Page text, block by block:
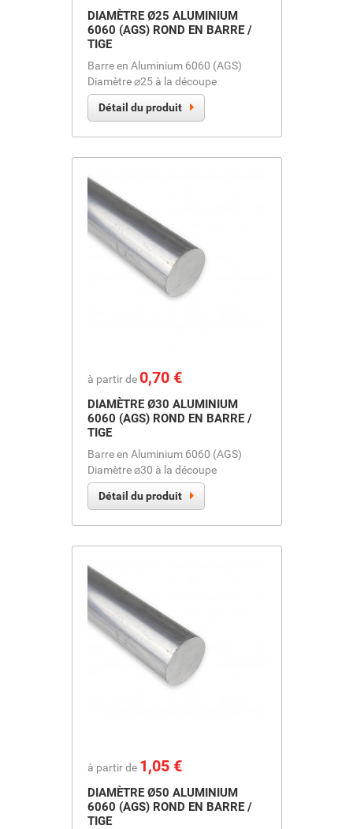
DIAMÈTRE Ø25 ALUMINIUM
6060 (AGS) ROND EN BARRE /
TIGE
Barre en Aluminium 6060 (AGS)
Diamètre ⌀25 à la découpe
Détail du produit
à partir de Prix
0,70 €
DIAMÈTRE Ø30 ALUMINIUM
6060 (AGS) ROND EN BARRE /
TIGE
Barre en Aluminium 6060 (AGS)
Diamètre ⌀30 à la découpe
Détail du produit
à partir de Prix
1,05 €
DIAMÈTRE Ø50 ALUMINIUM
6060 (AGS) ROND EN BARRE /
TIGE